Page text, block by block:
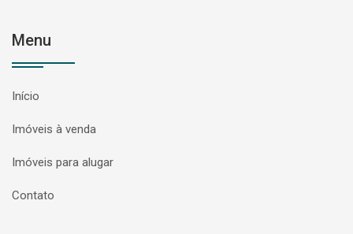
Menu
Início
Imóveis à venda
Imóveis para alugar
Contato